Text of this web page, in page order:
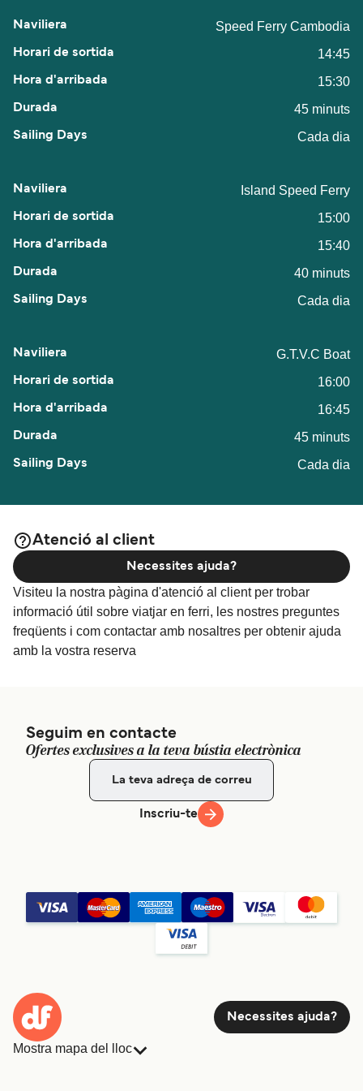
Speed Ferry Cambodia
14:45
15:30
45 minuts
Cada dia
Island Speed Ferry
15:00
15:40
40 minuts
Cada dia
G.T.V.C Boat
16:00
16:45
45 minuts
Cada dia
Atenció al client
Visiteu la nostra pàgina d'atenció al client per trobar
informació útil sobre viatjar en ferri, les nostres preguntes
freqüents i com contactar amb nosaltres per obtenir ajuda
amb la vostra reserva
Necessites ajuda?
Seguim en contacte
Ofertes exclusives a la teva bústia electrònica
Inscriu-te
Necessites ajuda?
Mostra mapa del lloc